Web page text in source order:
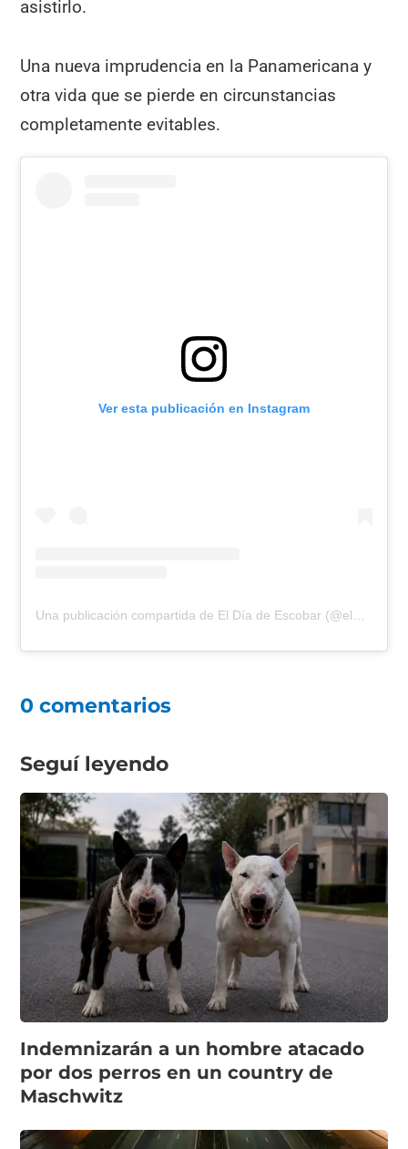
asistirlo.
Una nueva imprudencia en la Panamericana y
otra vida que se pierde en circunstancias
completamente evitables.
Ver esta publicación en Instagram
0 comentarios
Seguí leyendo
Indemnizarán a un hombre atacado
por dos perros en un country de
Maschwitz